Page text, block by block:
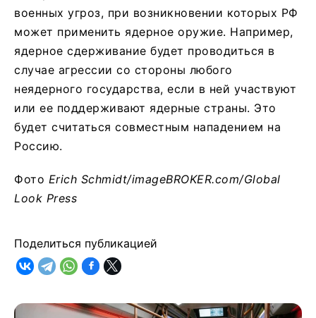
военных угроз, при возникновении которых РФ
может применить ядерное оружие. Например,
ядерное сдерживание будет проводиться в
случае агрессии со стороны любого
неядерного государства, если в ней участвуют
или ее поддерживают ядерные страны. Это
будет считаться совместным нападением на
Россию.
Фото Erich Schmidt/imageBROKER.com/Global
Look Press
Поделиться публикацией